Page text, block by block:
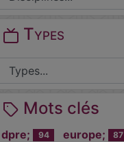
Types
Mots clés
dpre; 94 europe; 87